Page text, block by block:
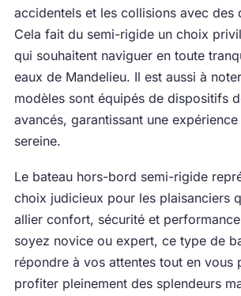
accidentels et les collisions avec des
Cela fait du semi-rigide un choix
qui souhaitent naviguer en toute
eaux de Mandelieu. Il est aussi à
modèles sont équipés de dispositifs
avancés, garantissant une
sereine.
Le bateau hors-bord semi-rigide
choix judicieux pour les plaisanciers
allier confort, sécurité et
soyez novice ou expert, ce type de
répondre à vos attentes tout en vous
profiter pleinement des splendeurs